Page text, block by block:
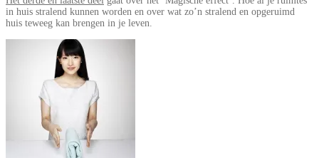
in huis stralend kunnen worden en over wat zo’n stralend en opgeruimd
huis teweeg kan brengen in je leven.